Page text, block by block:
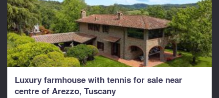
Luxury farmhouse with tennis for sale near
centre of Arezzo, Tuscany